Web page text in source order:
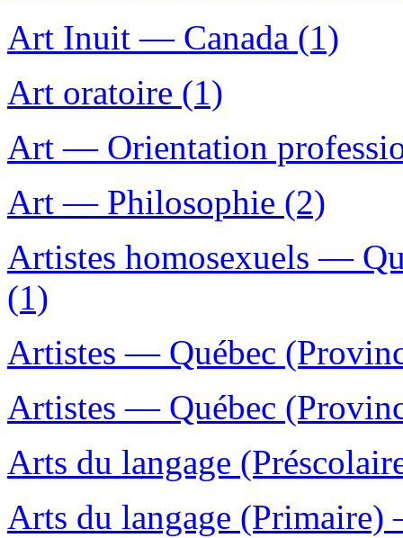
Art Inuit — Canada (1)
Art oratoire (1)
Art — Orientation
Art — Philosophie (2)
Artistes homosexuels —
(1)
Artistes — Québec
Artistes — Québec
Arts du langage
Arts du langage